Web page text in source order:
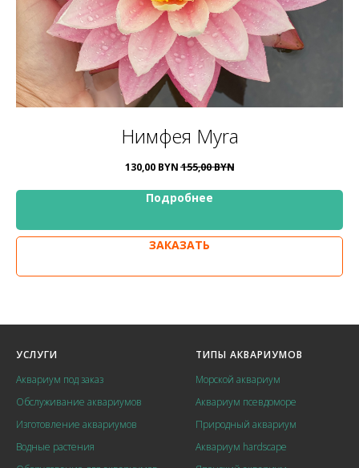
Нимфея Myra
130,00 BYN 155,00BYN
Подробнее
ЗАКАЗАТЬ
УСЛУГИ
Аквариум под заказ
Обслуживание аквариумов
Изготовление аквариумов
Водные растения
ТИПЫ АКВАРИУМОВ
Морской аквариум
Аквариум псевдоморе
Природный аквариум
Аквариум hardscape